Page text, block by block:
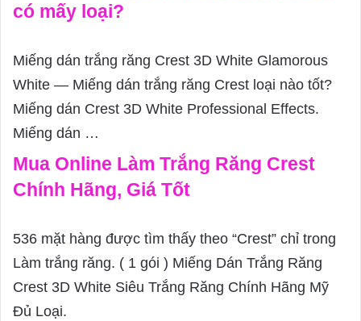
có mấy loại?
Miếng dán trắng răng Crest 3D White Glamorous
White — Miếng dán trắng răng Crest loại nào tốt?
Miếng dán Crest 3D White Professional Effects.
Miếng dán …
Mua Online Làm Trắng Răng Crest
Chính Hãng, Giá Tốt
536 mặt hàng được tìm thấy theo “Crest” chỉ trong
Làm trắng răng. ( 1 gói ) Miếng Dán Trắng Răng
Crest 3D White Siêu Trắng Răng Chính Hãng Mỹ
Đủ Loại.